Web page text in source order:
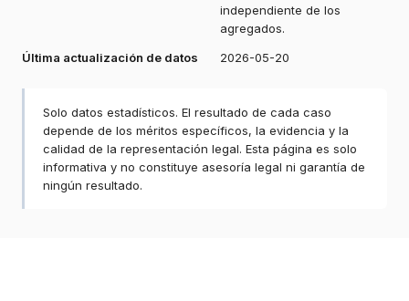
independiente de los
agregados.
Última actualización de datos
2026-05-20
Solo datos estadísticos. El resultado de cada caso
depende de los méritos específicos, la evidencia y la
calidad de la representación legal. Esta página es solo
informativa y no constituye asesoría legal ni garantía de
ningún resultado.